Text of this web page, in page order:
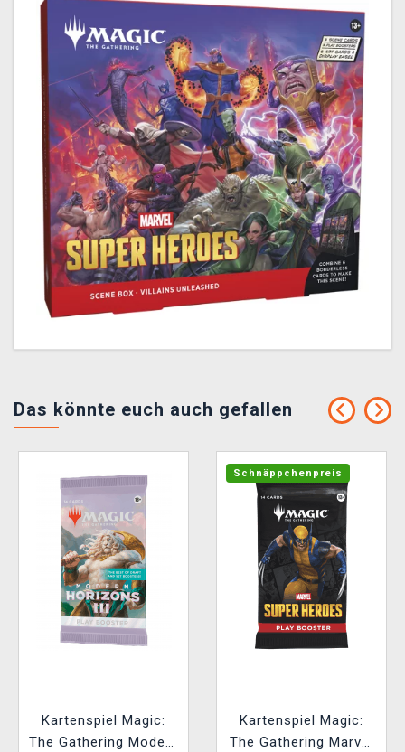
Das könnte euch auch gefallen
Kartenspiel Magic:
The Gathering Modern
Schnäppchenpreis
Kartenspiel Magic:
The Gathering Marvel